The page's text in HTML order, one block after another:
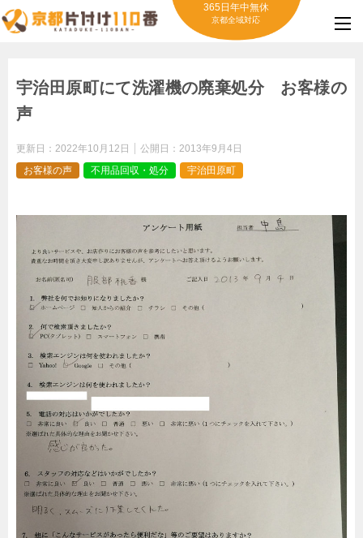
365日年中無休
京都全域対応
宇治田原町にて洗濯機の廃棄処分 お客様の
声
更新日： 2022年10月12日 公開日： 2013年9月4日
お客様の声
不用品回収・処分 宇治田原町